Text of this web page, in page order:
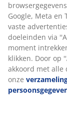
Google, Meta en
vaste
doeleinden via
moment
klikken. Door op
akkoord met alle
onze